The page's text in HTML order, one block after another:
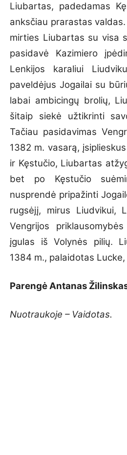
Liubartas, padedamas
anksčiau prarastas
mirties Liubartas su visa
pasidavė Kazimiero
Lenkijos karaliui
paveldėjus Jogailai su
labai ambicingų brolių,
šitaip siekė užtikrinti
Tačiau pasidavimas
1382 m. vasarą,
ir Kęstučio, Liubartas
bet po Kęstučio
nusprendė pripažinti
rugsėjį, mirus Liudvikui,
Vengrijos
įgulas iš Volynės pilių.
1384 m., palaidotas
Parengė Antanas
Nuotraukoje – Vaidotas.